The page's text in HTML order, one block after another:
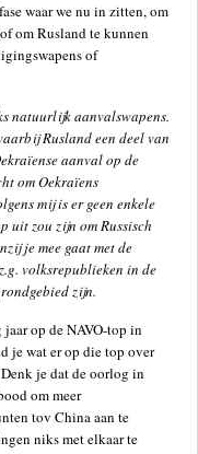
waar we nu in zitten, om
om Rusland te kunnen
of
natuurlijk aanvalswapens.
Rusland een deel van
aanval op de
om Oekraïens
mij is er geen enkele
uit zou zijn om Russisch
je mee gaat met de
volksrepublieken in de
zijn.
op de NAVO-top in
je wat er op die top over
je dat de oorlog in
om meer
tov China aan te
niks met elkaar te